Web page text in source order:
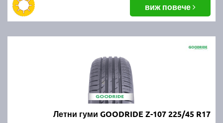
виж повече
Летни гуми GOODRIDE Z-107 225/45 R17